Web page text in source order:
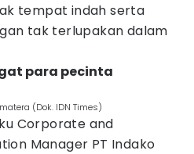
tempat indah serta
tak terlupakan dalam
para pecinta
(Dok. IDN Times)
Corporate and
Manager PT Indako